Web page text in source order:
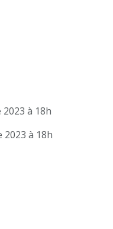
à 18h
à 18h